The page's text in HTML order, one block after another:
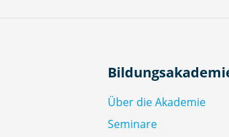
Über die Akademie
Seminare